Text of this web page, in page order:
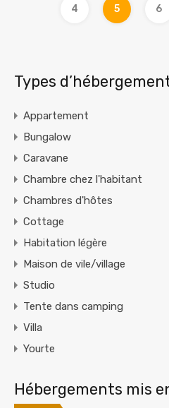
4 5 6
Types
Appartement
Bungalow
Caravane
Chambre chez l'habitant
Chambres d'hôtes
Cottage
Habitation légère
Maison de vile/village
Studio
Tente dans camping
Villa
Yourte
Hébergements mis